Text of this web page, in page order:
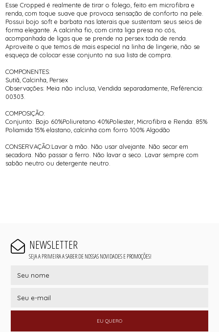
Esse Cropped é realmente de tirar o folego, feito em microfibra e
renda, com toque suave que provoca sensação de conforto na pele.
Possui bojo soft e barbata nas laterais que sustentam seus seios de
forma elegante. A calcinha fio, com cinta liga presa no cós,
acompanhada de ligas que se prende na persex toda de renda.
Aproveite o que temos de mais especial na linha de lingerie, não se
esqueça de colocar esse conjunto na sua lista de compra.
COMPONENTES:
Sutiã, Calcinha, Persex
Observações: Meia não inclusa, Vendida separadamente, Refêrencia:
00303.
COMPOSIÇÃO:
Conjunto: Bojo 60%Poliuretano 40%Poliester, Microfibra e Renda: 85%
Poliamida 15% elastano, calcinha com forro 100% Algodão
CONSERVAÇÃO:Lavar à mão. Não usar alvejante. Não secar em
secadora. Não passar a ferro. Não lavar a seco. Lavar sempre com
sabão neutro ou detergente neutro.
NEWSLETTER
SEJA A PRIMEIRA A SABER DE NOSSAS NOVIDADES E PROMOÇÕES!
EU QUERO